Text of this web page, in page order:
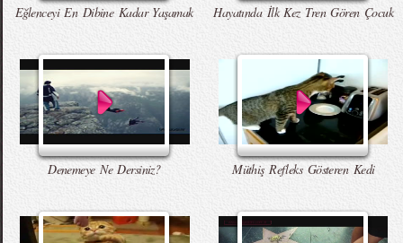
Eğlenceyi En Dibine Kadar Yaşamak Hayatında İlk Kez Tren Gören Çocuk
Denemeye Ne Dersiniz? Müthiş Refleks Gösteren Kedi